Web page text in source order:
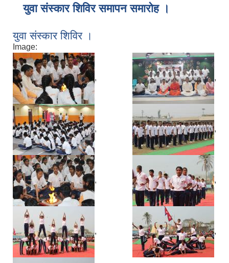
युवा संस्कार शिविर समापन समारोह ।
युवा संस्कार शिविर ।
Image:
, ,
, ,
, ,
, ,